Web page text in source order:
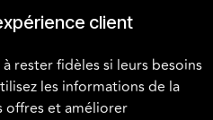
client
rester fidèles si leurs besoins
les informations de la
offres et améliorer